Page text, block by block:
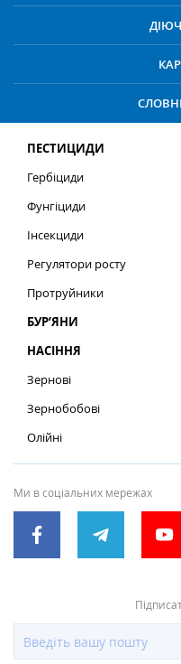
ПЕСТИЦИДИ
Гербіциди
Фунгіциди
Інсекциди
Регулятори росту
Протруйники
БУР’ЯНИ
НАСІННЯ
Зернові
Зернобобові
Олійні
Ми в соціальних мережах